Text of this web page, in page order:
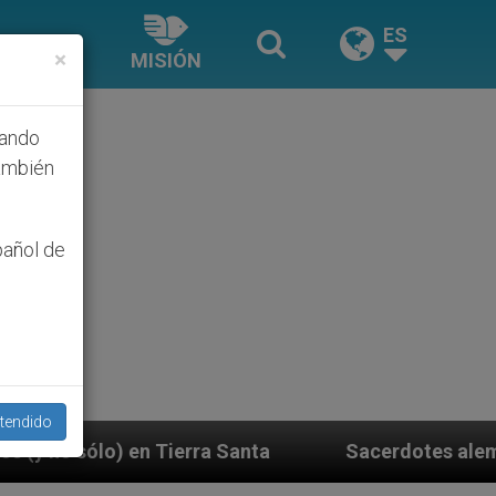
MISIÓN
ES
Sacerdotes alemanes fieles al Papa
×
de